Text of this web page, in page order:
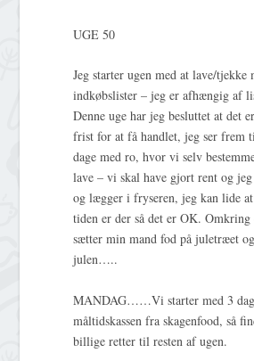
UGE 50
Jeg starter ugen med at lave/tjekke
indkøbslister – jeg er afhængig af
Denne uge har jeg besluttet at det
frist for at få handlet, jeg ser frem
dage med ro, hvor vi selv
lave – vi skal have gjort rent og
og lægger i fryseren, jeg kan lide
tiden er der så det er OK. Omkring
sætter min mand fod på juletræet
julen…..
MANDAG……Vi starter med 3
måltidskassen fra skagenfood, så
billige retter til resten af ugen.